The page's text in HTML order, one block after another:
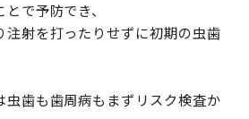
で予防でき、
注射を打ったりせずに初期の虫歯
虫歯も歯周病もまずリスク検査か